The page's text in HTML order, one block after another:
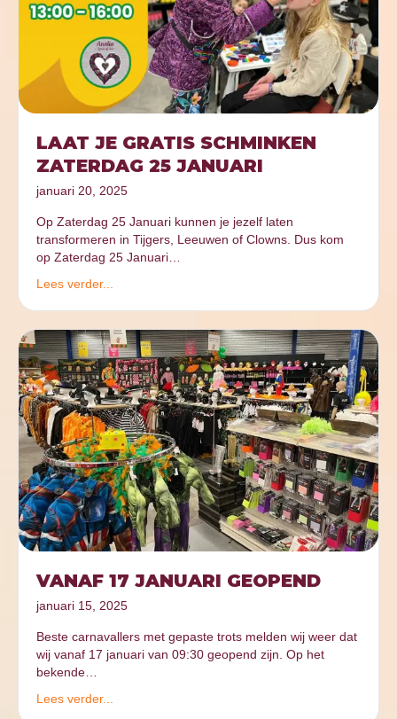
LAAT JE GRATIS SCHMINKEN
ZATERDAG 25 JANUARI
januari 20, 2025
Op Zaterdag 25 Januari kunnen je jezelf laten
transformeren in Tijgers, Leeuwen of Clowns. Dus kom
op Zaterdag 25 Januari…
Lees verder...
VANAF 17 JANUARI GEOPEND
januari 15, 2025
Beste carnavallers met gepaste trots melden wij weer dat
wij vanaf 17 januari van 09:30 geopend zijn. Op het
bekende…
Lees verder...